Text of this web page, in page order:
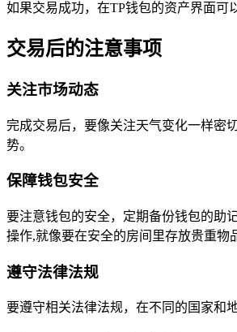
如果交易成功，在TP钱包的资产界面可
交易后的注意事项
关注市场动态
完成交易后，要像关注天气变化一样密
势。
保障钱包安全
要注意钱包的安全，定期备份钱包的助
操作,就像要在安全的房间里存放贵重物
遵守法律法规
要遵守相关法律法规，在不同的国家和